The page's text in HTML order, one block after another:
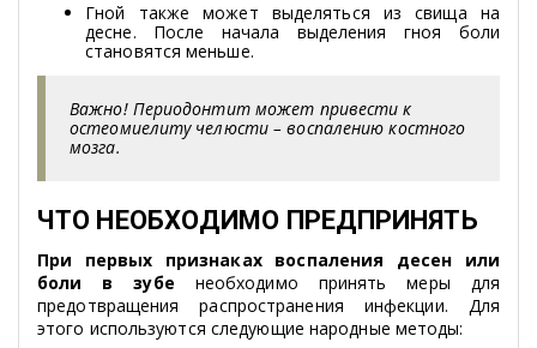
Гной также может выделяться из свища на
десне. После начала выделения гноя боли
становятся меньше.
Важно! Периодонтит может привести к
остеомиелиту челюсти – воспалению костного
мозга.
ЧТО НЕОБХОДИМО ПРЕДПРИНЯТЬ
При первых признаках воспаления десен или
боли в зубе необходимо принять меры для
предотвращения распространения инфекции. Для
этого используются следующие народные методы: